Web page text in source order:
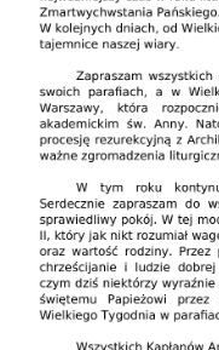
KONTAKT
KANCELARIA
MODLITWY I PIEŚNI